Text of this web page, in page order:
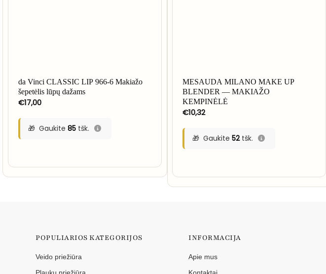
da Vinci CLASSIC LIP 966-6 Makiažo
šepetėlis lūpų dažams
€17,00
Gaukite 85tšk.
MESAUDA MILANO MAKE UP
BLENDER — MAKIAŽO
KEMPINĖLĖ
€10,32
Gaukite52tšk.
POPULIARIOS KATEGORIJOS
Veido priežiūra
INFORMACIJA
Apie mus